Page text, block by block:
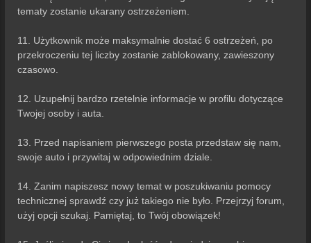
tematy zostanie ukarany ostrzeżeniem.
11. Użytkownik może maksymalnie dostać 6 ostrzeżeń, po
przekroczeniu tej liczby zostanie zablokowany, zawieszony
czasowo.
12. Uzupełnij bardzo rzetelnie informacje w profilu dotyczące
Twojej osoby i auta.
13. Przed napisaniem pierwszego posta przedstaw się nam,
swoje auto i przywitaj w odpowiednim dziale.
14. Zanim napiszesz nowy temat w poszukiwaniu pomocy
technicznej sprawdź czy już takiego nie było. Przejrzyj forum,
użyj opcji szukaj. Pamiętaj, to Twój obowiązek!